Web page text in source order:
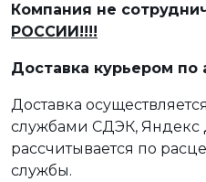
Компания не
РОССИИ!!!!
Доставка курьером по
Доставка
службами СДЭК, Яндекс
рассчитывается по
службы.